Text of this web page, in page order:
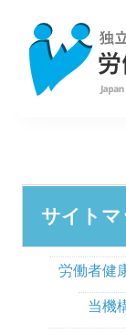
サイト
労働者健
当機